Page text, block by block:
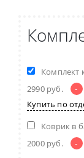
Комплект
2990 руб. -
Купить по
Коврик в
2000 руб. -